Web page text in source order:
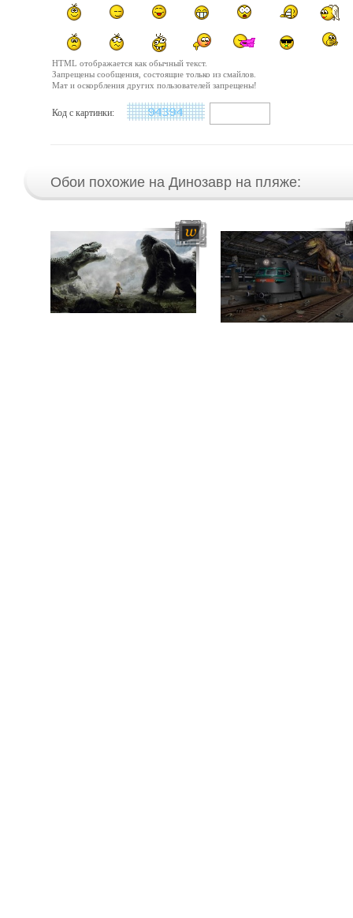
HTML отображается как обычный текст.
Запрещены сообщения, состоящие только из смайлов.
Мат и оскорбления других пользователей запрещены!
Код с картинки:
Обои похожие на Динозавр на пляже: